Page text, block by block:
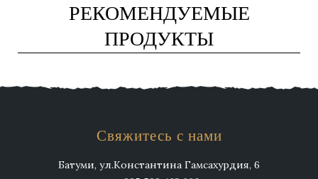
РЕКОМЕНДУЕМЫЕ
ПРОДУКТЫ
Свяжитесь с нами
Батуми, ул.Константина Гамсахурдия, 6